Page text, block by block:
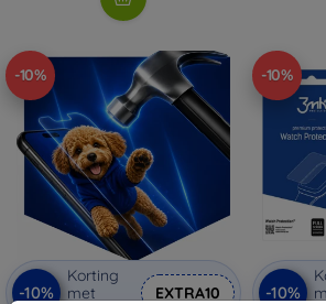
-10%
-10%
Korting
met
EXTRA10
-10%
-10%